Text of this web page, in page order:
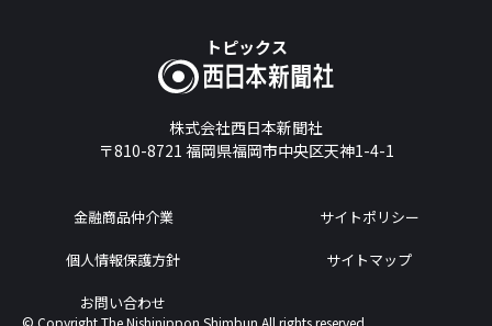
株式会社西日本新聞社
〒810-8721 福岡県福岡市中央区天神1-4-1
トピックス
金融商品仲介業 サイトポリシー
個人情報保護方針 サイトマップ
お問い合わせ